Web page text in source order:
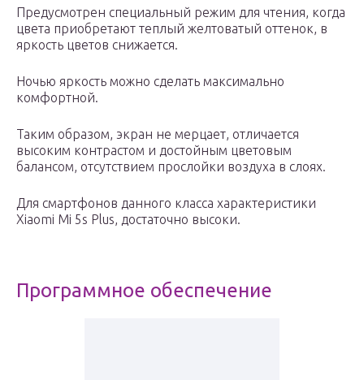
Предусмотрен специальный режим для чтения, когда
цвета приобретают теплый желтоватый оттенок, в
яркость цветов снижается.
Ночью яркость можно сделать максимально
комфортной.
Таким образом, экран не мерцает, отличается
высоким контрастом и достойным цветовым
балансом, отсутствием прослойки воздуха в слоях.
Для смартфонов данного класса характеристики
Xiaomi Mi 5s Plus, достаточно высоки.
Программное обеспечение